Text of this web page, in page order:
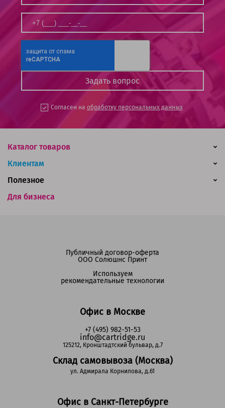
Согласен на обработку персональных данных
Каталог товаров
Клиентам
Для бизнеса
Полезное
Офис в Москве
+7 (495) 982-51-53
info@cartridge.ru
125212, Кронштадтский бульвар, д.7
Склад самовывоза (Москва)
ул. Адмирала Корнилова, д.61
Офис в Санкт-Петербурге
Публичный договор-оферта
ООО Солюшнс Принт
Используем
рекомендательные технологии